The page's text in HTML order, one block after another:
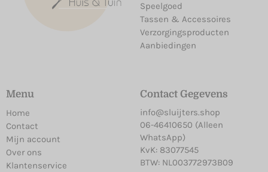
Speelgoed
Tassen & Accessoires
Verzorgingsproducten
Aanbiedingen
Menu
Home
Contact
Mijn account
Over ons
Klantenservice
Contact Gegevens
info@sluijters.shop
06-46410650 (Alleen
WhatsApp)
KvK: 83077545
BTW: NL003772973B09